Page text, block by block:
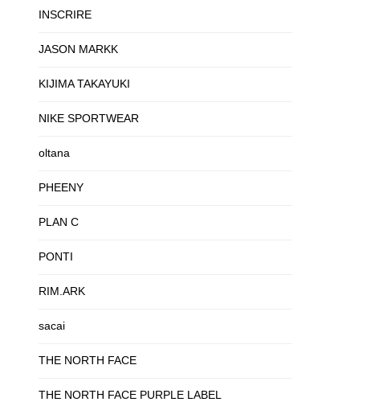
INSCRIRE
JASON MARKK
KIJIMA TAKAYUKI
NIKE SPORTWEAR
oltana
PHEENY
PLAN C
PONTI
RIM.ARK
sacai
THE NORTH FACE
THE NORTH FACE PURPLE LABEL